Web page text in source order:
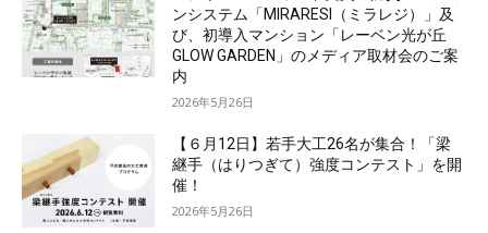
ンシステム「MIRARESI（ミラレジ）」及
び、初導入マンション「レーベン光が丘
GLOW GARDEN」のメディア取材会のご案
内
2026年5月26日
【６月12日】若手大工26名が集合！「梁
継手（はりつぎて）強度コンテスト」を開
催！
2026年5月26日